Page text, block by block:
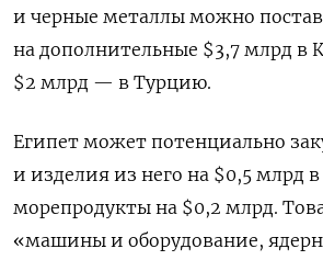
и черные металлы можно
на дополнительные $3,7 млрд в
$2 млрд — в Турцию.
Египет может потенциально
и изделия из него на $0,5 млрд в
морепродукты на $0,2 млрд.
«машины и оборудование,